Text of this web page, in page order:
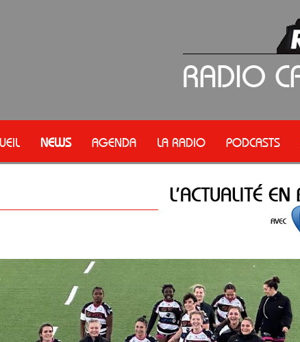
NEWS AGENDA LA RADIO PODCASTS